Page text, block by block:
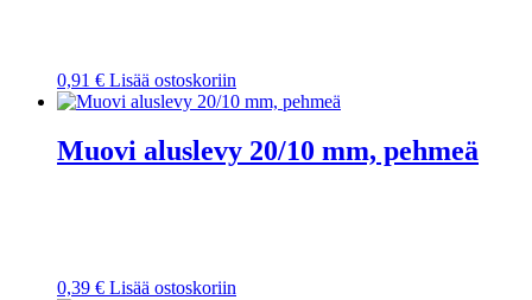
0,91 € Lisää ostoskoriin
Muovi aluslevy 20/10 mm, pehmeä
0,39 € Lisää ostoskoriin